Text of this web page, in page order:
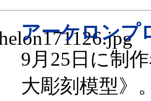
アーケロンプ
9月25日に制
大彫刻模型》